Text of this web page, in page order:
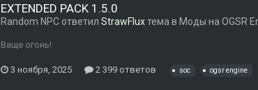
EXTENDED PACK 1.5.0
Random NPC ответил StrawFluxтема в Моды на OGSR
Ваще огонь!
3 ноября, 2025 2 399 ответов soc ogsr engine